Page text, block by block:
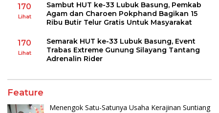
170
Lihat
Sambut HUT ke-33 Lubuk Basung, Pemkab
Agam dan Charoen Pokphand Bagikan 15
Ribu Butir Telur Gratis Untuk Masyarakat
170
Lihat
Semarak HUT ke-33 Lubuk Basung, Event
Trabas Extreme Gunung Silayang Tantang
Adrenalin Rider
Feature
Menengok Satu-Satunya Usaha Kerajinan Suntiang